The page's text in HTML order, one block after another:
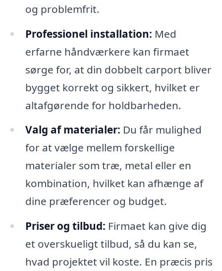
og problemfrit.
Professionel installation: Med
erfarne håndværkere kan firmaet
sørge for, at din dobbelt carport bliver
bygget korrekt og sikkert, hvilket er
altafgørende for holdbarheden.
Valg af materialer: Du får mulighed
for at vælge mellem forskellige
materialer som træ, metal eller en
kombination, hvilket kan afhænge af
dine præferencer og budget.
Priser og tilbud: Firmaet kan give dig
et overskueligt tilbud, så du kan se,
hvad projektet vil koste. En præcis pris